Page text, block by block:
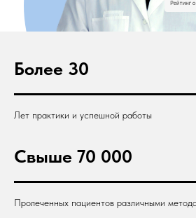
Более 30
Лет практики и успешной работы
Свыше 70 000
Пролеченных пациентов различными